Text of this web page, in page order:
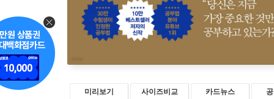
미리보기 사이즈비교 카드뉴스